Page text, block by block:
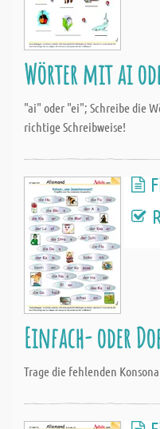
Wörter mit ai
"ai" oder "ei"; Schreibe die
richtige Schreibweise!
Einfach- oder
Trage die fehlenden